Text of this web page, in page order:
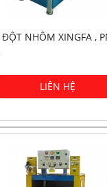
ĐỘT NHÔM XINGFA ,